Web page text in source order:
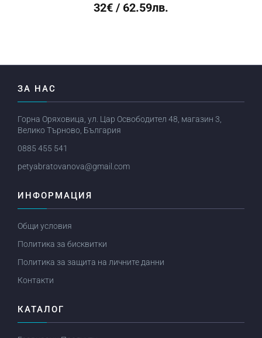
32€ / 62.59лв.
ЗА НАС
Горна Оряховица, ул. Цар Освободител 48, магазин 3,
Велико Търново, България
0885 455 541
petyabratovanova@gmail.com
ИНФОРМАЦИЯ
Общи условия
Политика за бисквитки
Политика за защита на личните данни
Контакти
КАТАЛОГ